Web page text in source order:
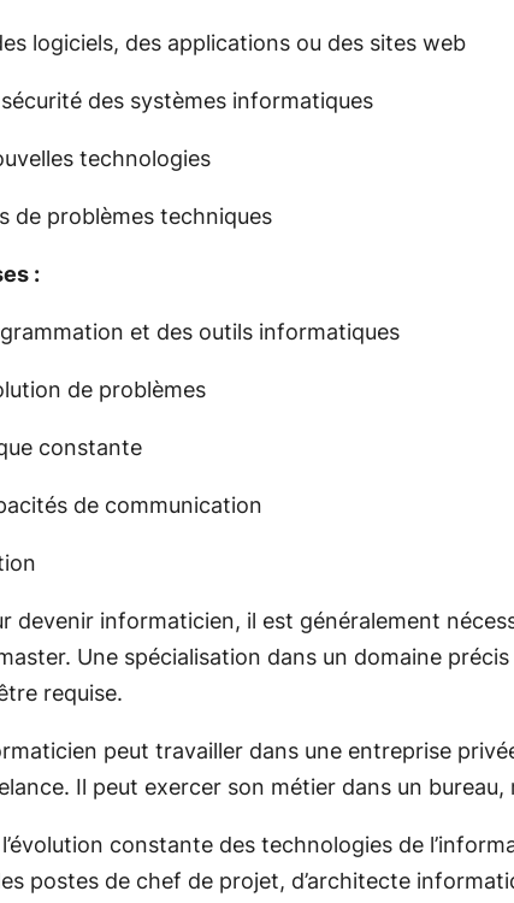
logiciels, des applications ou des sites web
des systèmes informatiques
technologies
de problèmes techniques
:
et des outils informatiques
de problèmes
constante
de communication
devenir informaticien, il est généralement
Une spécialisation dans un domaine
requise.
peut travailler dans une entreprise
Il peut exercer son métier dans un
constante des technologies de
postes de chef de projet, d’architecte